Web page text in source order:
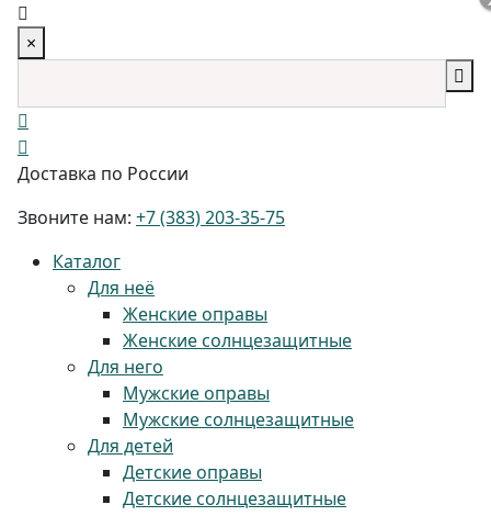
×
Доставка по России
Звоните нам: +7 (383) 203-35-75
Каталог
Для неё
Женские оправы
Женские солнцезащитные
Для него
Мужские оправы
Мужские солнцезащитные
Для детей
Детские оправы
Детские солнцезащитные